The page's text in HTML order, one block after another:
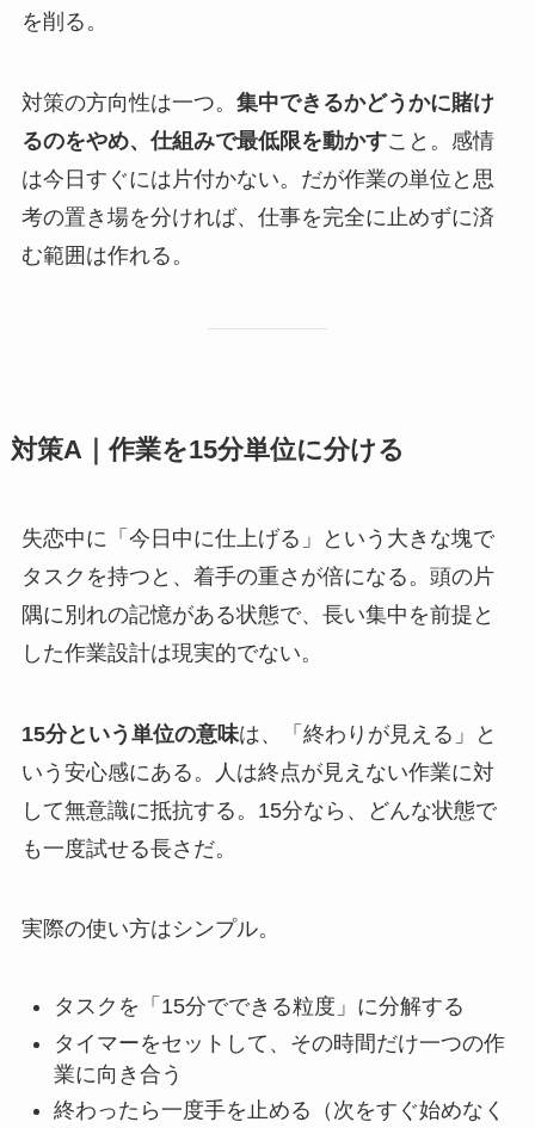
を削る。
対策の方向性は一つ。 集中できるかどうかに賭け
るのをやめ、仕組みで最低限を動かすこと。感情
は今日すぐには片付かない。だが作業の単位と思
考の置き場を分ければ、仕事を完全に止めずに済
む範囲は作れる。
対策A｜作業を15分単位に分ける
失恋中に「今日中に仕上げる」という大きな塊で
タスクを持つと、着手の重さが倍になる。頭の片
隅に別れの記憶がある状態で、長い集中を前提と
した作業設計は現実的でない。
15分という単位の意味は、「終わりが見える」と
いう安心感にある。人は終点が見えない作業に対
して無意識に抵抗する。15分なら、どんな状態で
も一度試せる長さだ。
実際の使い方はシンプル。
タスクを「15分でできる粒度」に分解する
タイマーをセットして、その時間だけ一つの作
業に向き合う
終わったら一度手を止める（次をすぐ始めなく